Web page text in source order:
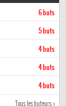
6 buts
5 buts
4 buts
4 buts
4 buts
Tous les buteurs >